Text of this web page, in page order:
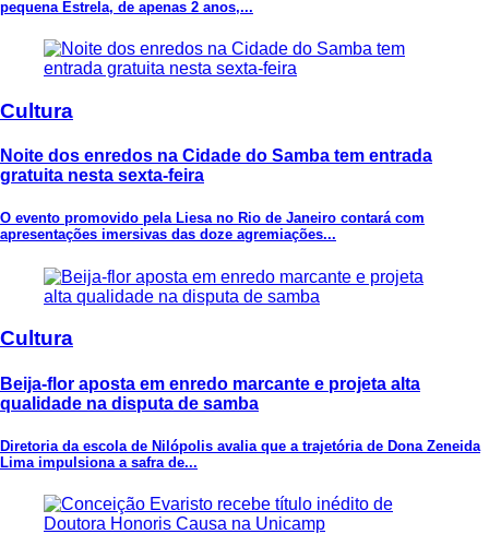
pequena Estrela, de apenas 2 anos,...
Cultura
Noite dos enredos na Cidade do Samba tem entrada
gratuita nesta sexta-feira
O evento promovido pela Liesa no Rio de Janeiro contará com
apresentações imersivas das doze agremiações...
Cultura
Beija-flor aposta em enredo marcante e projeta alta
qualidade na disputa de samba
Diretoria da escola de Nilópolis avalia que a trajetória de Dona Zeneida
Lima impulsiona a safra de...